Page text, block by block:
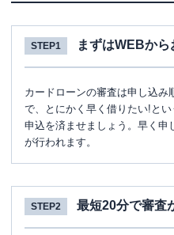
STEP1 まずはWEBから
カードローンの審査は申し込み
で、とにかく早く借りたい!と
申込を済ませましょう。早く申
が行われます。
STEP2 最短20分で審査